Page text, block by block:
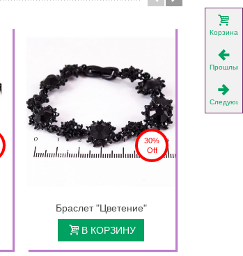
30%
Off
Браслет "Цветение"
В КОРЗИНУ
Корзина
Прошлый